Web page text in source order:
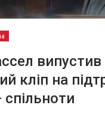
випустив
кліп на